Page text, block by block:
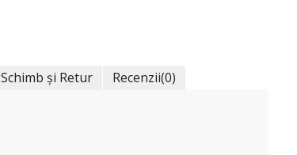
Schimb și Retur Recenzii(0)